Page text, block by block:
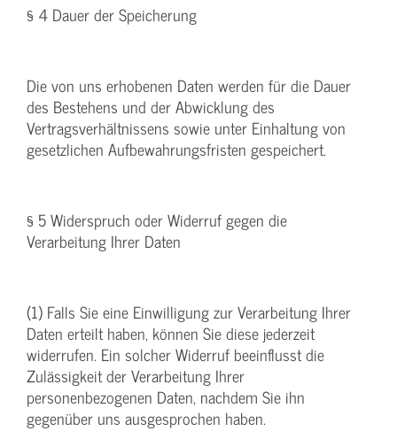
§ 4 Dauer der Speicherung
Die von uns erhobenen Daten werden für die Dauer
des Bestehens und der Abwicklung des
Vertragsverhältnissens sowie unter Einhaltung von
gesetzlichen Aufbewahrungsfristen gespeichert.
§ 5 Widerspruch oder Widerruf gegen die
Verarbeitung Ihrer Daten
(1) Falls Sie eine Einwilligung zur Verarbeitung Ihrer
Daten erteilt haben, können Sie diese jederzeit
widerrufen. Ein solcher Widerruf beeinflusst die
Zulässigkeit der Verarbeitung Ihrer
personenbezogenen Daten, nachdem Sie ihn
gegenüber uns ausgesprochen haben.